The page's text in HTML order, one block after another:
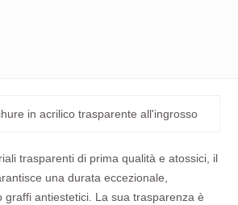
trasparenti di prima qualità e atossici, il
una durata eccezionale,
graffi antiestetici. La sua trasparenza è